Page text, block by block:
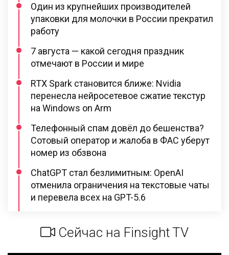
Один из крупнейших производителей
упаковки для молочки в России прекратил
работу
7 августа — какой сегодня праздник
отмечают в России и мире
RTX Spark становится ближе: Nvidia
перенесла нейросетевое сжатие текстур
на Windows on Arm
Телефонный спам довёл до бешенства?
Сотовый оператор и жалоба в ФАС уберут
номер из обзвона
ChatGPT стал безлимитным: OpenAI
отменила ограничения на текстовые чаты
и перевела всех на GPT-5.6
Сейчас на Finsight TV